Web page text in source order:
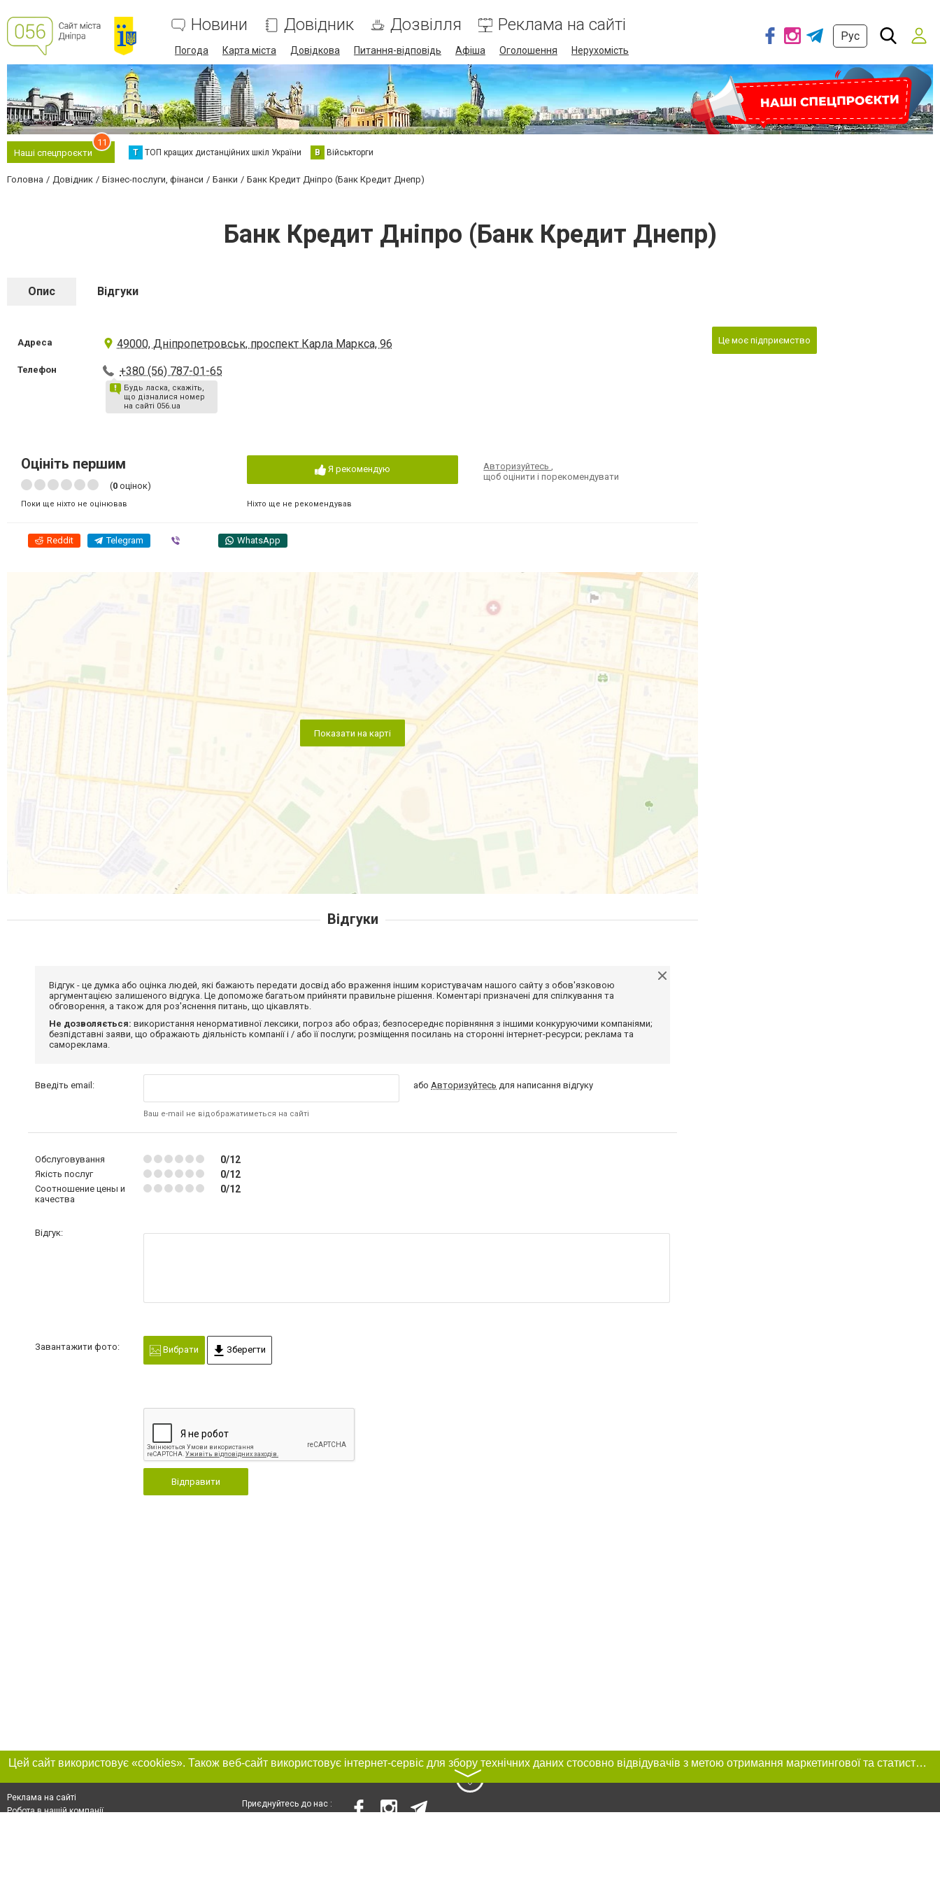
Новини Довідник Дозвілля Реклама на сайті
Погода Карта міста Довідкова Питання-відповідь Афіша Оголошення Нерухомість
Рус
Наші спецпроєкти
11
Т ТОП кращих дистанційних шкіл України В Військторги
Головна Довідник Бізнес-послуги, фінанси Банки Банк Кредит Дніпро (Банк Кредит Днепр)
Банк Кредит Дніпро (Банк Кредит Днепр)
Опис Відгуки
Адреса 49000, Дніпропетровськ, проспект Карла Маркса, 96
Телефон +380 (56) 787-01-65
Будь ласка, скажіть,
що дізналися номер
на сайті 056.ua
Оцініть першим
(0 оцінок)
Поки ще ніхто не оцінював
Я рекомендую
Ніхто ще не рекомендував
Авторизуйтесь,
щоб оцінити і порекомендувати
Reddit Telegram WhatsApp
Показати на карті
Це моє підприємство
Відгуки
Відгук - це думка або оцінка людей, які бажають передати досвід або враження іншим користувачам нашого сайту з обов'язковою
аргументацією залишеного відгука. Це допоможе багатьом прийняти правильне рішення. Коментарі призначені для спілкування та
обговорення, а також для роз'яснення питань, що цікавлять.
Не дозволяється: використання ненормативної лексики, погроз або образ; безпосереднє порівняння з іншими конкуруючими компаніями;
безпідставні заяви, що ображають діяльність компанії і / або її послуги; розміщення посилань на сторонні інтернет-ресурси; реклама та
самореклама.
Введіть email:
Ваш e-mail не відображатиметься на сайті
абоАвторизуйтесь для написання відгуку
Обслуговування 0/12
Якість послуг 0/12
Соотношение цены и
качества
0/12
Відгук:
Завантажити фото: Вибрати Зберегти
Відправити
Цей сайт використовує «cookies». Також веб-сайт використовує інтернет-сервіс для збору технічних даних стосовно відвідувачів з метою отримання маркетингової та статистичної інформації. Умови обробки даних відвідувачів сайту див.
〉
Реклама на сайті
Робота в нашій компанії
Приєднуйтесь до нас :